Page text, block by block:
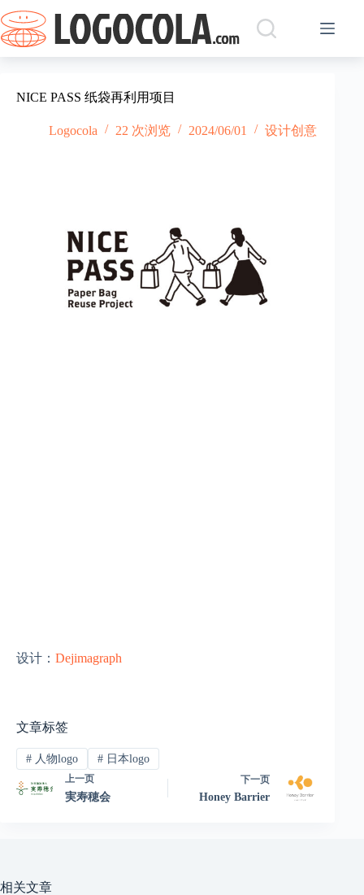
过
内
容
NICE PASS 纸袋再利用项目
Logocola 22 次浏览 2024/06/01 设计创意
设计： Dejimagraph
文章标签
#人物logo #日本logo
上一页
実寿穂会
下一页
Honey Barrier
相关文章